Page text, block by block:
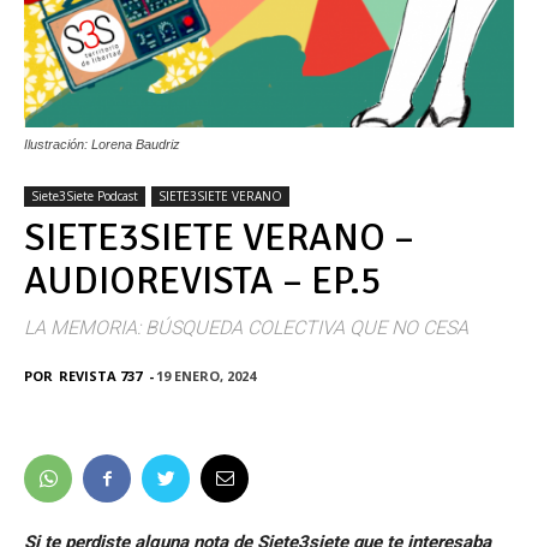
Ilustración: Lorena Baudriz
Siete3Siete Podcast SIETE3SIETE VERANO
SIETE3SIETE VERANO –
AUDIOREVISTA – EP.5
LA MEMORIA: BÚSQUEDA COLECTIVA QUE NO CESA
POR REVISTA 737 - 19 ENERO, 2024
Si te perdiste alguna nota de Siete3siete que te interesaba